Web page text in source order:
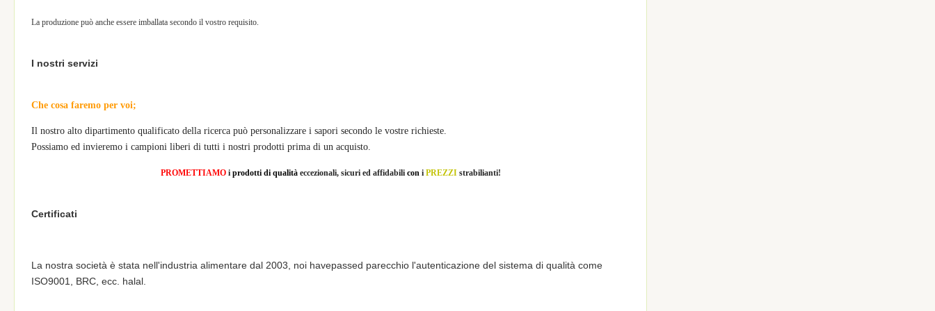
La produzione può anche essere imballata secondo il vostro requisito.
I nostri servizi
Che cosa faremo per voi;
Il nostro alto dipartimento qualificato della ricerca può personalizzare i sapori secondo le vostre richieste.
Possiamo ed invieremo i campioni liberi di tutti i nostri prodotti prima di un acquisto.
PROMETTIAMOi prodotti di qualità eccezionali, sicuri ed affidabilicon i PREZZI strabilianti!
Certificati
La nostra società è stata nell'industria alimentare dal 2003, noi havepassed parecchio l'autenticazione del sistema di qualità come
ISO9001, BRC, ecc. halal.